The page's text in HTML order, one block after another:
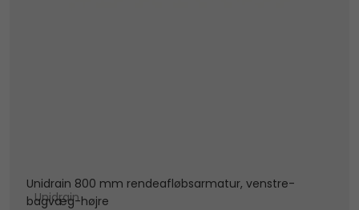
Unidrain 800 mm rendeafløbsarmatur, venstre-
bagvæg-højre
Unidrain